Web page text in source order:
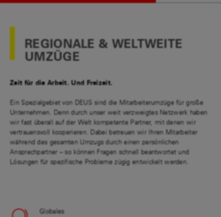
REGIONALE & WELTWEITE
UMZÜGE
Zeit für die Arbeit. Und Freizeit.
Ein Spezialgebiet von DEUS sind die Mitarbeiterumzüge für große
Unternehmen. Denn durch unser weit verzweigtes Netzwerk haben
wir fast überall auf der Welt kompetente Partner, mit denen wir
vertrauensvoll kooperieren. Dabei betreuen wir Ihren Mitarbeiter
während des gesamten Umzugs durch einen persönlichen
Ansprechpartner – so können Fragen schnell beantwortet und
Lösungen für spezifische Probleme zügig entwickelt werden.
Globales